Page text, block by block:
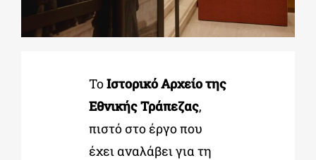
ΕΚΠΑΙΔΕΥΤΙΚΑ ΙΔΡΥΜΑΤΑ
ΠΟΛΙΤΙΣΤΙΚΟΙ ΦΟΡΕΙΣ
ΤοΙστορικό Αρχείο της
Εθνικής Τράπεζας,
πιστό στο έργο που
έχει αναλάβει για τη